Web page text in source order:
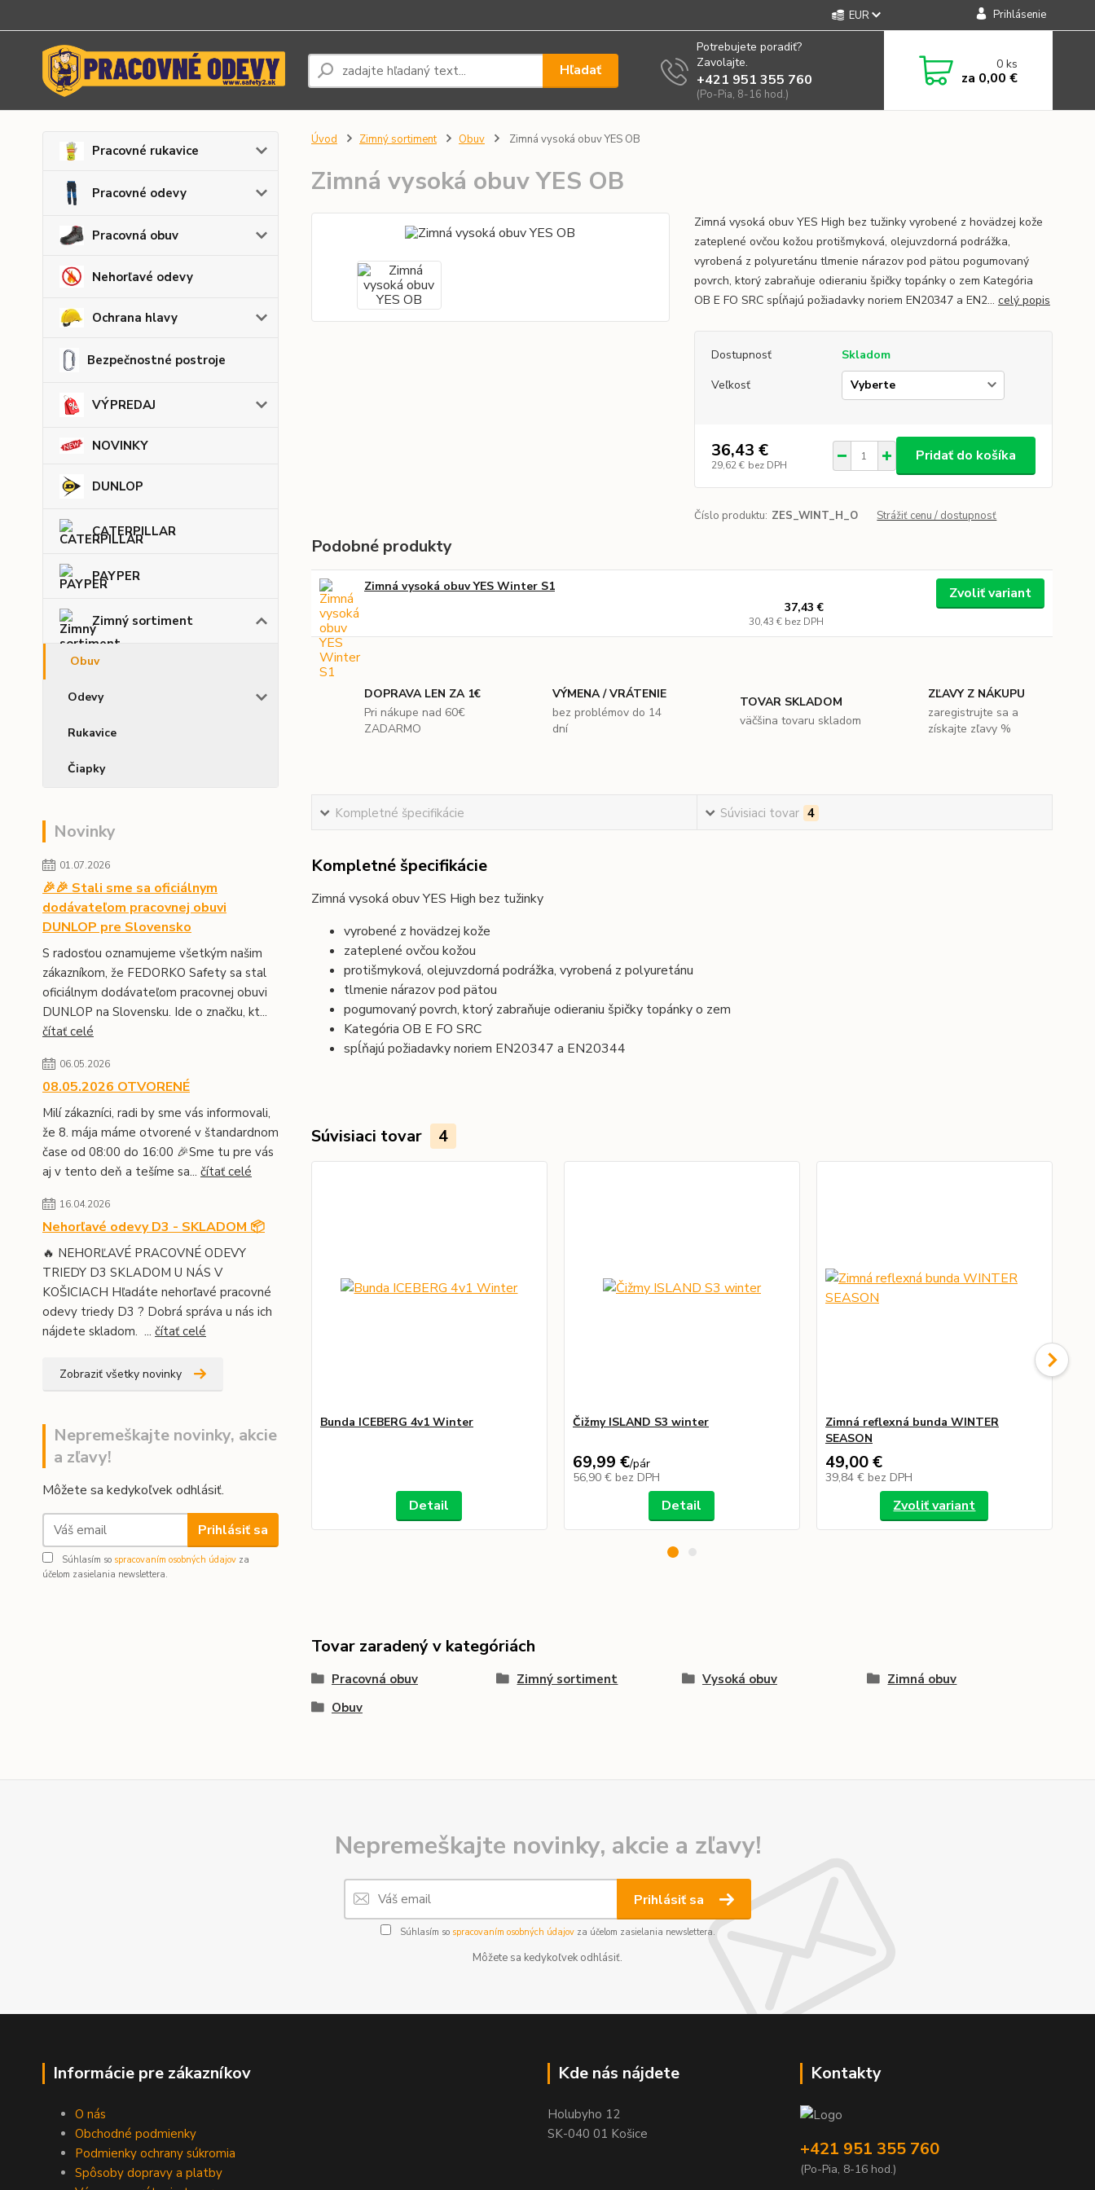
EUR Prihlásenie
Hľadať
Potrebujete poradiť?
Zavolajte.
+421 951 355 760
(Po-Pia, 8-16 hod.)
0ks
za 0,00 €
Pracovné rukavice
Pracovné odevy
Pracovná obuv
Nehorľavé odevy
Ochrana hlavy
Bezpečnostné postroje
VÝPREDAJ
NOVINKY
DUNLOP
CATERPILLAR
PAYPER
Zimný sortiment
Obuv
Odevy
Rukavice
Čiapky
Novinky
01.07.2026
🎉🎉 Stali sme sa oficiálnym
dodávateľom pracovnej obuvi
DUNLOP pre Slovensko
S radosťou oznamujeme všetkým našim
zákazníkom, že FEDORKO Safety sa stal
oficiálnym dodávateľom pracovnej obuvi
DUNLOP na Slovensku. Ide o značku, kt...
čítať celé
06.05.2026
08.05.2026 OTVORENÉ
Milí zákazníci, radi by sme vás informovali,
že 8. mája máme otvorené v štandardnom
čase od 08:00 do 16:00 🎉Sme tu pre vás
aj v tento deň a tešíme sa... čítať celé
16.04.2026
Nehorľavé odevy D3 - SKLADOM 📦
🔥 NEHORĽAVÉ PRACOVNÉ ODEVY
TRIEDY D3 SKLADOM U NÁS V
KOŠICIACH Hľadáte nehorľavé pracovné
odevy triedy D3 ? Dobrá správa u nás ich
nájdete skladom. ... čítať celé
Zobraziť všetky novinky
Nepremeškajte novinky, akcie
a zľavy!
Môžete sa kedykoľvek odhlásiť.
Prihlásiť sa
Súhlasím so spracovaním osobných údajov za
účelom zasielania newslettera.
Úvod Zimný sortiment Obuv Zimná vysoká obuv YES OB
Zimná vysoká obuv YES OB
Zimná vysoká obuv YES High bez tužinky vyrobené z hovädzej kože
zateplené ovčou kožou protišmyková, olejuvzdorná podrážka,
vyrobená z polyuretánu tlmenie nárazov pod pätou pogumovaný
povrch, ktorý zabraňuje odieraniu špičky topánky o zem Kategória
OB E FO SRC spĺňajú požiadavky noriem EN20347 a EN2... celý popis
Dostupnosť
Skladom
Veľkosť
36,43 €
29,62 € bez DPH
Pridať do košíka
Číslo produktu: ZES_WINT_H_O Strážiť cenu / dostupnosť
Podobné produkty
Zimná vysoká obuv YES Winter S1
37,43 €
30,43 € bez DPH
Zvoliť variant
DOPRAVA LEN ZA 1€
Pri nákupe nad 60€
ZADARMO
VÝMENA / VRÁTENIE
bez problémov do 14
dní
TOVAR SKLADOM
väčšina tovaru skladom
ZĽAVY Z NÁKUPU
zaregistrujte sa a
získajte zľavy %
Kompletné špecifikácie Súvisiaci tovar 4
Kompletné špecifikácie
Zimná vysoká obuv YES High bez tužinky
vyrobené z hovädzej kože
zateplené ovčou kožou
protišmyková, olejuvzdorná podrážka, vyrobená z polyuretánu
tlmenie nárazov pod pätou
pogumovaný povrch, ktorý zabraňuje odieraniu špičky topánky o zem
Kategória OB E FO SRC
spĺňajú požiadavky noriem EN20347 a EN20344
Súvisiaci tovar 4
Bunda ICEBERG 4v1 Winter
Detail
Čižmy ISLAND S3 winter
69,99 €/pár
56,90 € bez DPH
Detail
Zimná reflexná bunda WINTER
SEASON
49,00 €
39,84 € bez DPH
Zvoliť variant
Tovar zaradený v kategóriách
Pracovná obuv Zimný sortiment Vysoká obuv
Zimná obuv
Obuv
Nepremeškajte novinky, akcie a zľavy!
Prihlásiť sa
Súhlasím so spracovaním osobných údajovza účelom zasielania newslettera.
Môžete sa kedykoľvek odhlásiť.
Informácie pre zákazníkov
O nás
Obchodné podmienky
Podmienky ochrany súkromia
Spôsoby dopravy a platby
Kde nás nájdete
Holubyho 12
SK-040 01 Košice
Kontakty
+421 951 355 760
(Po-Pia, 8-16 hod.)